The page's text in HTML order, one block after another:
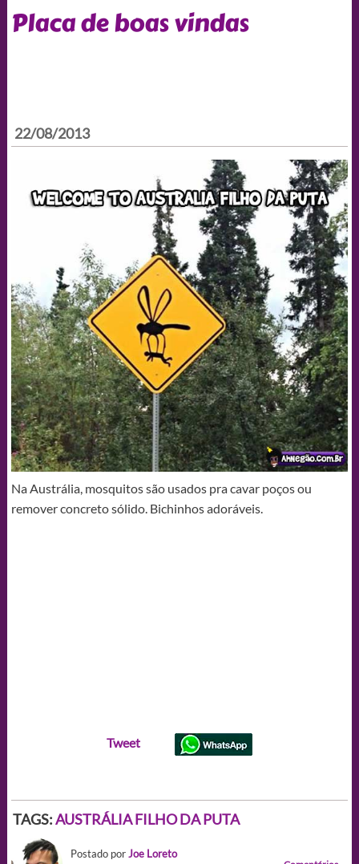
Placa de boas vindas
22/08/2013
Na Austrália, mosquitos são usados pra cavar poços ou
remover concreto sólido. Bichinhos adoráveis.
Tweet
TAGS:AUSTRÁLIA FILHO DA PUTA
Postado porJoe Loreto